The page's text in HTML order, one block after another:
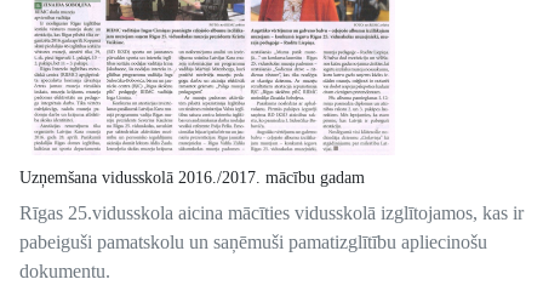
Uzņemšana vidusskolā 2016./2017. mācību gadam
Rīgas 25.vidusskola aicina mācīties vidusskolā izglītojamos, kas ir
pabeiguši pamatskolu un saņēmuši pamatizglītību apliecinošu
dokumentu.